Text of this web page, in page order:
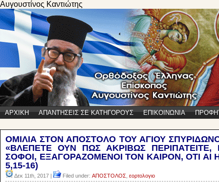
Αυγουστίνος Καντιώτης
ΑΡΧΙΚΗ ΑΠΑΝΤΗΣΕΙΣ ΣΕ ΚΑΤΗΓΟΡΟΥΣ ΕΠΙΚΟΙΝΩΝΙΑ
ΟΜΙΛΙΑ ΣΤΟΝ ΑΠΟΣΤΟΛΟ ΤΟΥ ΑΓΙΟΥ
«ΒΛΕΠΕΤΕ ΟΥΝ ΠΩΣ ΑΚΡΙΒΩΣ
ΣΟΦΟΙ, ΕΞΑΓΟΡΑΖΟΜΕΝΟΙ ΤΟΝ ΚΑΙΡΟΝ, ΟΤΙ ΑΙ
5,15-16)
Δεκ 11th, 2017 | Filed under: ΑΠΟΣΤΟΛΟΣ εορτολογιο